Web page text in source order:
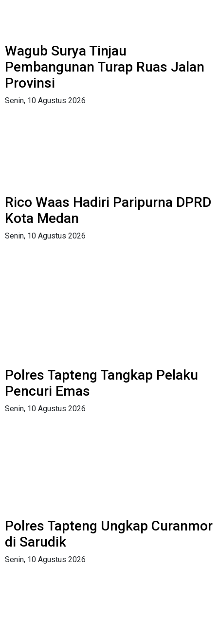
Wagub Surya Tinjau
Pembangunan Turap Ruas Jalan
Provinsi
Senin, 10 Agustus 2026
Rico Waas Hadiri Paripurna DPRD
Kota Medan
Senin, 10 Agustus 2026
Polres Tapteng Tangkap Pelaku
Pencuri Emas
Senin, 10 Agustus 2026
Polres Tapteng Ungkap Curanmor
di Sarudik
Senin, 10 Agustus 2026